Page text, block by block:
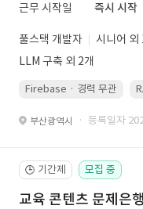
근무 시작일
즉시 시작
풀스택 개발자
시니어 외
LLM 구축 외 2개
Firebase · 경력 무관
부산광역시 · 등록일자
🕒 기간제 모집 중
교육 콘텐츠 문제은